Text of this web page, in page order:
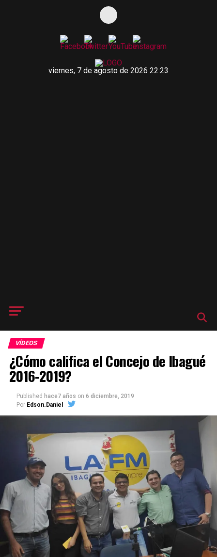
viernes, 7 de agosto de 2026 22:23
VÍDEOS
¿Cómo califica el Concejo de Ibagué
2016-2019?
Published hace7 años on 6 diciembre, 2019
Por Edson.Daniel